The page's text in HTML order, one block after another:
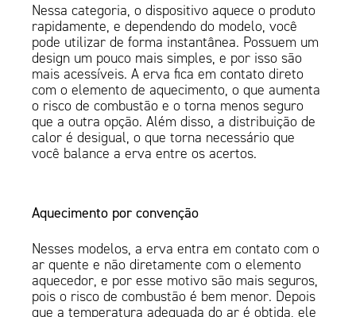
Nessa categoria, o dispositivo aquece o produto
rapidamente, e dependendo do modelo, você
pode utilizar de forma instantânea. Possuem um
design um pouco mais simples, e por isso são
mais acessíveis. A erva fica em contato direto
com o elemento de aquecimento, o que aumenta
o risco de combustão e o torna menos seguro
que a outra opção. Além disso, a distribuição de
calor é desigual, o que torna necessário que
você balance a erva entre os acertos.
Aquecimento por convenção
Nesses modelos, a erva entra em contato com o
ar quente e não diretamente com o elemento
aquecedor, e por esse motivo são mais seguros,
pois o risco de combustão é bem menor. Depois
que a temperatura adequada do ar é obtida, ele